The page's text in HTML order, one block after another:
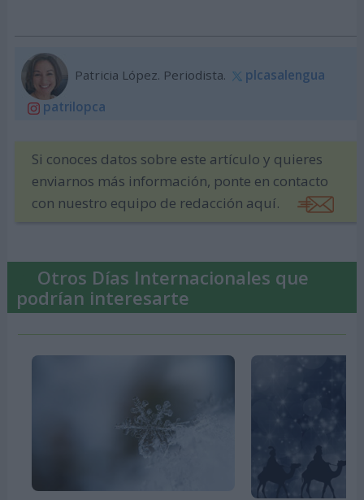
Patricia López. Periodista.
plcasalengua
patrilopca
Si conoces datos sobre este artículo y quieres
enviarnos más información, ponte en contacto
con nuestro equipo de redacción aquí.
Otros Días Internacionales que
podrían interesarte